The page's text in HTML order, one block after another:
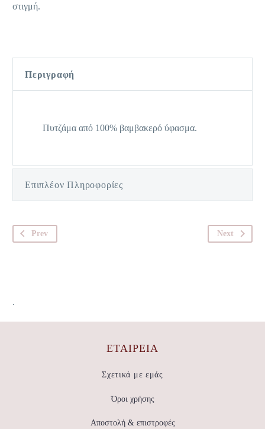
στιγμή.
Περιγραφή
Πυτζάμα από 100% βαμβακερό ύφασμα.
Επιπλέον Πληροφορίες
Prev Next
.
ΕΤΑΙΡΕΊΑ
Σχετικά με εμάς
Όροι χρήσης
Αποστολή & επιστροφές